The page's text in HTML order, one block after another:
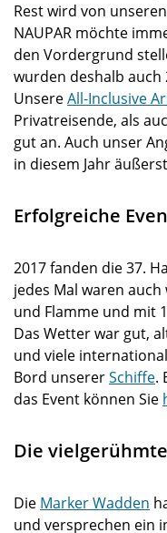
Rest wird von
NAUPAR möchte
den Vordergrund
wurden deshalb
UnsereAll-Inclusive
Privatreisende, als
gut an. Auch unser
in diesem Jahr
Erfolgreiche
2017 fanden die 37.
jedes Mal waren
und Flamme und mit
Das Wetter war gut,
und viele
Bord unsererSchiffe.
das Event können Sie
Die
Die Marker Wadden
und versprechen ein